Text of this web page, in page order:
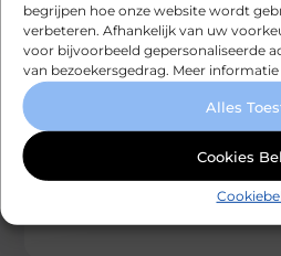
begrijpen hoe onze website wordt
verbeteren. Afhankelijk van uw
voor bijvoorbeeld gepersonaliseerde
van bezoekersgedrag. Meer
Alles
Cookies
de rit zonder windoverlast
Als je ooit met je cabriolet hebt